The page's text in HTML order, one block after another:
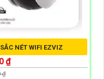
NÉT WIFI EZVIZ
₫
₫